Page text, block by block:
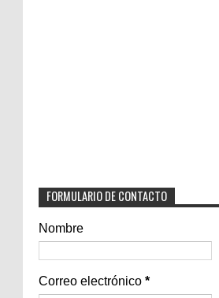
FORMULARIO DE CONTACTO
Nombre
Correo electrónico *